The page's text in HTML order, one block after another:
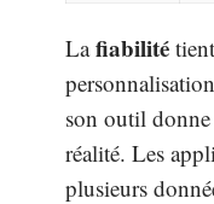
Lafiabilité
son outil
réalité. Les
plusieurs